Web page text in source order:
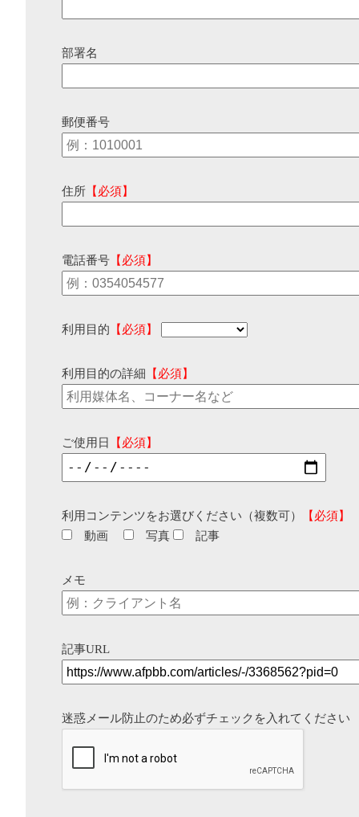
部署名
郵便番号
住所 【必須】
電話番号 【必須】
利用目的 【必須】
利用目的の詳細 【必須】
ご使用日 【必須】
利用コンテンツをお選びください（複数可）
【必須】
動画
写真 記事
メモ
記事URL
迷惑メール防止のため必ずチェックを入れてください